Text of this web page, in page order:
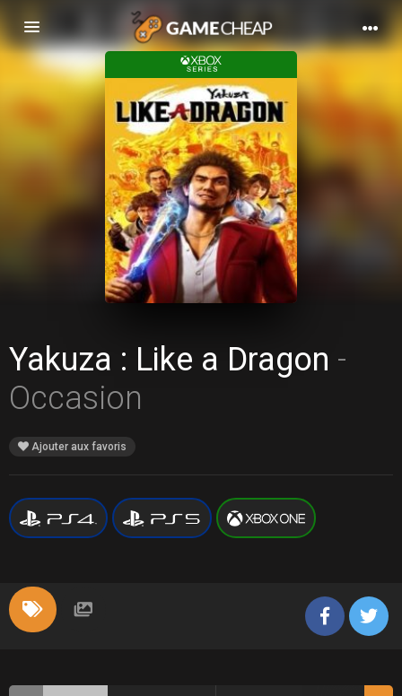
Basculer
la
navigation
Yakuza : Like a Dragon -
Occasion
Ajouter aux favoris